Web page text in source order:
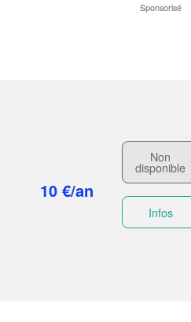
Sponsorisé
10 €/an
Non
disponible
Infos